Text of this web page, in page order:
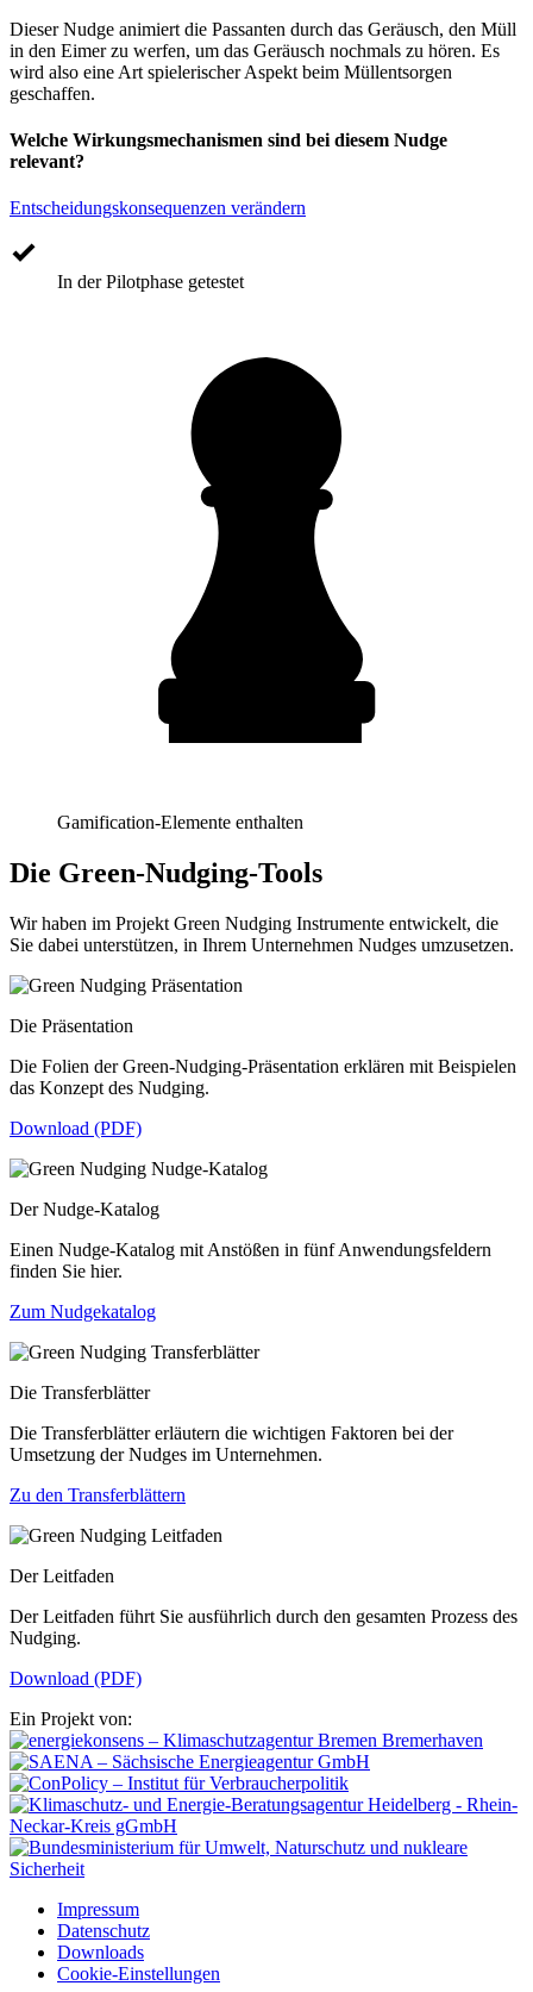
Dieser Nudge animiert die Passanten durch das Geräusch, den Müll
in den Eimer zu werfen, um das Geräusch nochmals zu hören. Es
wird also eine Art spielerischer Aspekt beim Müllentsorgen
geschaffen.
Welche Wirkungsmechanismen sind bei diesem Nudge
relevant?
Entscheidungskonsequenzen verändern
In der Pilotphase getestet
Gamification-Elemente enthalten
Die Green-Nudging-Tools
Wir haben im Projekt Green Nudging Instrumente entwickelt, die
Sie dabei unterstützen, in Ihrem Unternehmen Nudges umzusetzen.
Die Präsentation
Die Folien der Green-Nudging-Präsentation erklären mit Beispielen
das Konzept des Nudging.
Download (PDF)
Der Nudge-Katalog
Einen Nudge-Katalog mit Anstößen in fünf Anwendungsfeldern
finden Sie hier.
Zum Nudgekatalog
Die Transferblätter
Die Transferblätter erläutern die wichtigen Faktoren bei der
Umsetzung der Nudges im Unternehmen.
Zu den Transferblättern
Der Leitfaden
Der Leitfaden führt Sie ausführlich durch den gesamten Prozess des
Nudging.
Download (PDF)
Ein Projekt von:
Impressum
Datenschutz
Downloads
Cookie-Einstellungen